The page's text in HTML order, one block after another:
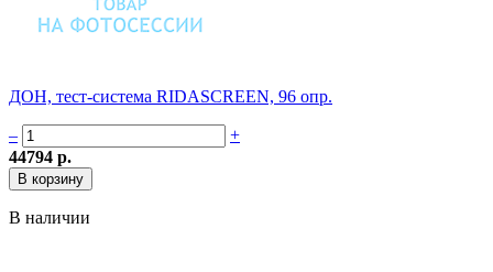
ДОН, тест-система RIDASCREEN, 96 опр.
–
+
44794 р.
В наличии